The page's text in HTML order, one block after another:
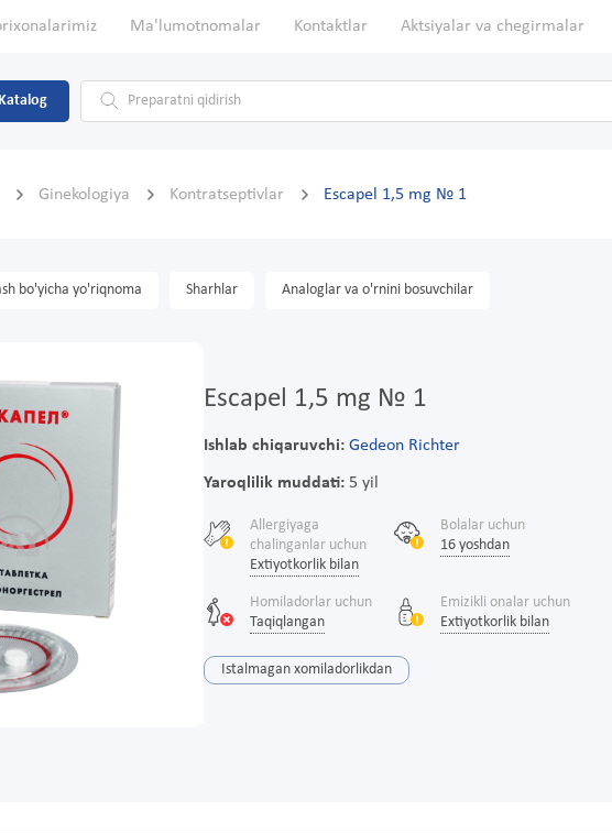
Ma'lumotnomalar Kontaktlar Aktsiyalar va chegirmalar
Katalog
Ginekologiya Kontratseptivlar Escapel 1,5 mg № 1
bo'yicha yo'riqnoma Sharhlar Analoglar va o'rnini bosuvchilar
Escapel 1,5 mg № 1
Ishlab chiqaruvchi: Gedeon Richter
Yaroqlilik muddati:5 yil
Allergiyaga
chalinganlar uchun
Extiyotkorlik bilan
Bolalar uchun
16 yoshdan
Homiladorlar uchun
Taqiqlangan
Emizikli onalar uchun
Extiyotkorlik bilan
Istalmagan xomiladorlikdan